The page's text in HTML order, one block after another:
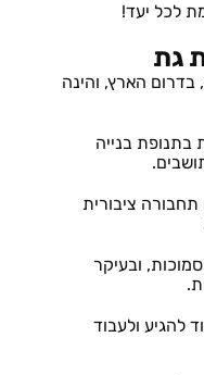
לכל יעד!
גת
הארץ, והינה
בנייה
ציבורית
ובעיקר
להגיע ולעבוד